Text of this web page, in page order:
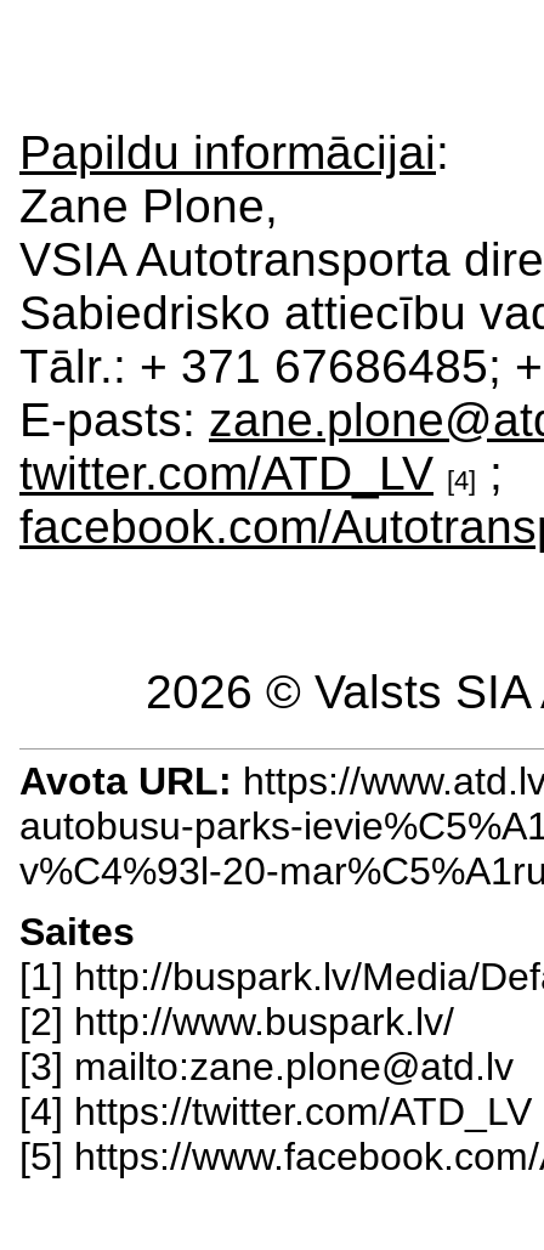
Papildu informācijai:
Zane Plone,
VSIA Autotransporta
Sabiedrisko attiecību
Tālr.: + 371 67686485;
E-pasts:
twitter.com/ATD_LV [4] ;
facebook.com/
2026 © Valsts
Avota URL: https://
autobusu-parks-
v%C4%93l-20-
Saites
[1] http://buspark.lv/Media/
[2] http://www.buspark.lv/
[3] mailto:zane.plone@atd.lv
[4] https://twitter.com/ATD_LV
[5] https://